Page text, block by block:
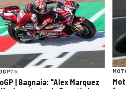
7 h
| Bagnaia: "Alex Marquez